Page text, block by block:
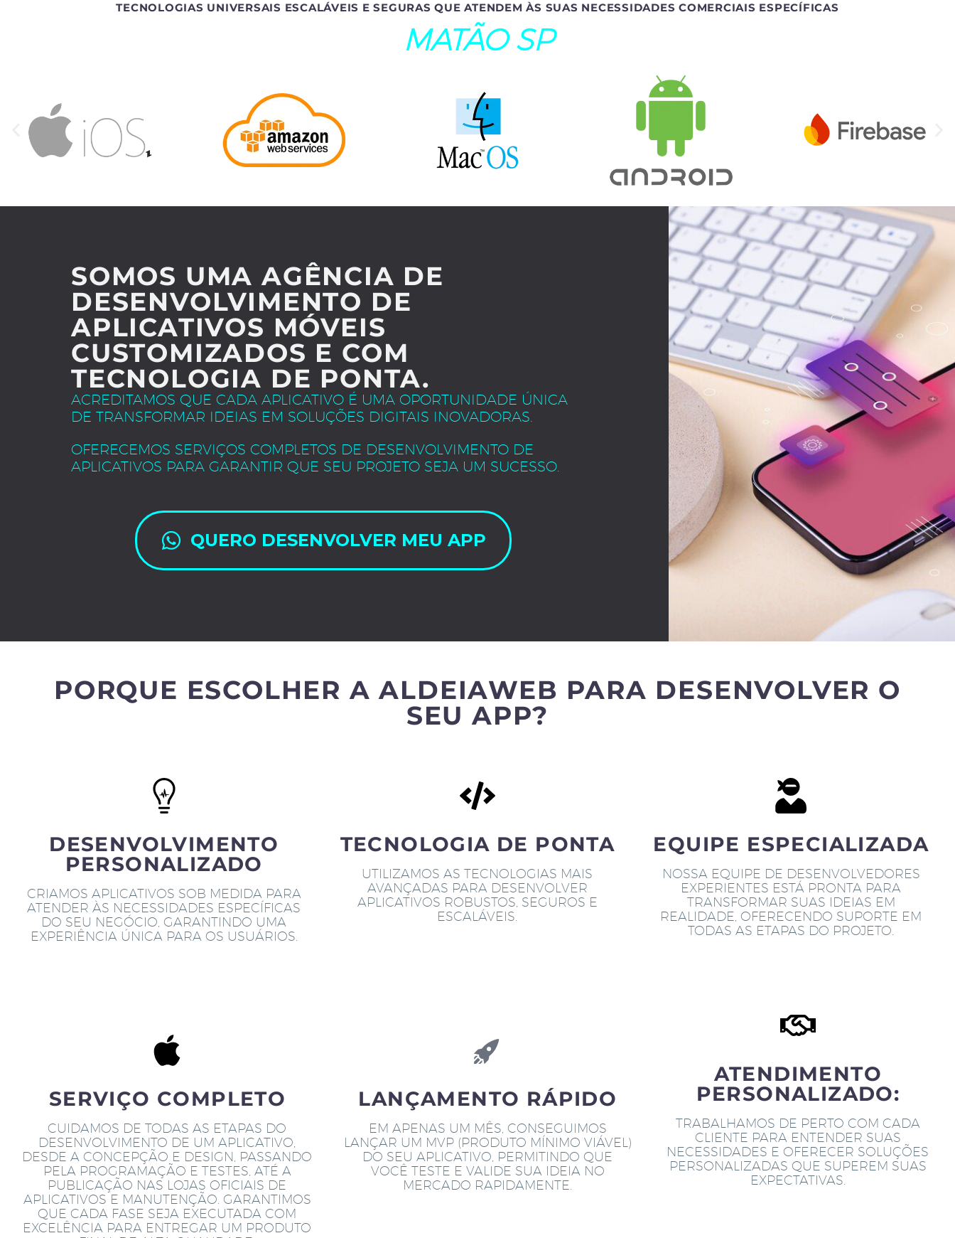
TECNOLOGIAS UNIVERSAIS ESCALÁVEIS E SEGURAS QUE ATENDEM ÀS SUAS NECESSIDADES COMERCIAIS ESPECÍFICAS
MATÃO SP
SOMOS UMA AGÊNCIA DE
DESENVOLVIMENTO DE
APLICATIVOS MÓVEIS
CUSTOMIZADOS E COM
TECNOLOGIA DE PONTA.
ACREDITAMOS QUE CADA APLICATIVO É UMA OPORTUNIDADE ÚNICA
DE TRANSFORMAR IDEIAS EM SOLUÇÕES DIGITAIS INOVADORAS.
OFERECEMOS SERVIÇOS COMPLETOS DE DESENVOLVIMENTO DE
APLICATIVOS PARA GARANTIR QUE SEU PROJETO SEJA UM SUCESSO.
QUERO DESENVOLVER MEU APP
PORQUE ESCOLHER A ALDEIAWEB PARA DESENVOLVER O
SEU APP?
DESENVOLVIMENTO
PERSONALIZADO
CRIAMOS APLICATIVOS SOB MEDIDA PARA
ATENDER ÀS NECESSIDADES ESPECÍFICAS
DO SEU NEGÓCIO, GARANTINDO UMA
EXPERIÊNCIA ÚNICA PARA OS USUÁRIOS.
TECNOLOGIA DE PONTA
UTILIZAMOS AS TECNOLOGIAS MAIS
AVANÇADAS PARA DESENVOLVER
APLICATIVOS ROBUSTOS, SEGUROS E
ESCALÁVEIS.
EQUIPE ESPECIALIZADA
NOSSA EQUIPE DE DESENVOLVEDORES
EXPERIENTES ESTÁ PRONTA PARA
TRANSFORMAR SUAS IDEIAS EM
REALIDADE, OFERECENDO SUPORTE EM
TODAS AS ETAPAS DO PROJETO.
SERVIÇO COMPLETO
CUIDAMOS DE TODAS AS ETAPAS DO
DESENVOLVIMENTO DE UM APLICATIVO,
DESDE A CONCEPÇÃO E DESIGN, PASSANDO
PELA PROGRAMAÇÃO E TESTES, ATÉ A
PUBLICAÇÃO NAS LOJAS OFICIAIS DE
APLICATIVOS E MANUTENÇÃO. GARANTIMOS
QUE CADA FASE SEJA EXECUTADA COM
EXCELÊNCIA PARA ENTREGAR UM PRODUTO
LANÇAMENTO RÁPIDO
EM APENAS UM MÊS, CONSEGUIMOS
LANÇAR UM MVP (PRODUTO MÍNIMO VIÁVEL)
DO SEU APLICATIVO, PERMITINDO QUE
VOCÊ TESTE E VALIDE SUA IDEIA NO
MERCADO RAPIDAMENTE.
ATENDIMENTO
PERSONALIZADO:
TRABALHAMOS DE PERTO COM CADA
CLIENTE PARA ENTENDER SUAS
NECESSIDADES E OFERECER SOLUÇÕES
PERSONALIZADAS QUE SUPEREM SUAS
EXPECTATIVAS.